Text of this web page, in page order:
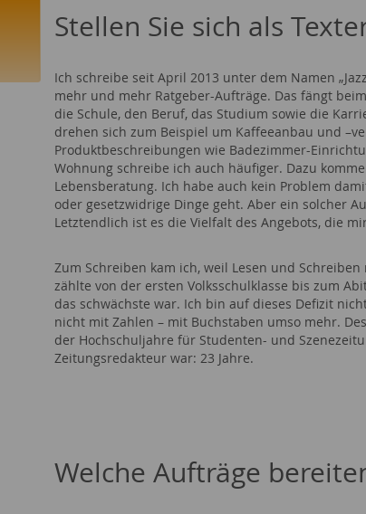
Stellen Sie sich als
Ich schreibe seit April 2013 unter dem Namen
mehr und mehr Ratgeber-Aufträge. Das fängt
die Schule, den Beruf, das Studium sowie die
drehen sich zum Beispiel um Kaffeeanbau und
Produktbeschreibungen wie Badezimmer-
Wohnung schreibe ich auch häufiger. Dazu
Lebensberatung. Ich habe auch kein Problem
oder gesetzwidrige Dinge geht. Aber ein solcher
Letztendlich ist es die Vielfalt des Angebots, die
Zum Schreiben kam ich, weil Lesen und
zählte von der ersten Volksschulklasse bis zum
das schwächste war. Ich bin auf dieses Defizit
nicht mit Zahlen – mit Buchstaben umso mehr.
der Hochschuljahre für Studenten- und
Zeitungsredakteur war: 23 Jahre.
Welche Aufträge